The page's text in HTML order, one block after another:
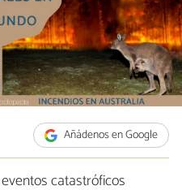
Añádenos en Google
catastróficos